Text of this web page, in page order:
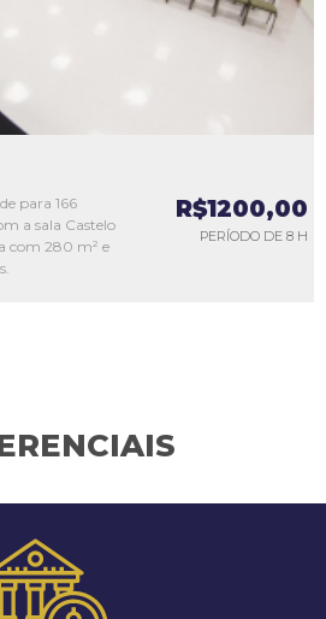
para 166
a sala Castelo
com 280 m² e
R$1200,00
PERÍODO DE 8 H